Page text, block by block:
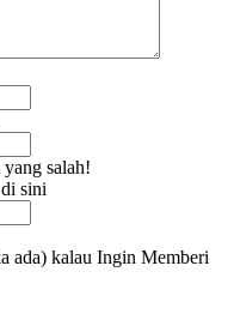
salah!
sini
ada) kalau Ingin Memberi